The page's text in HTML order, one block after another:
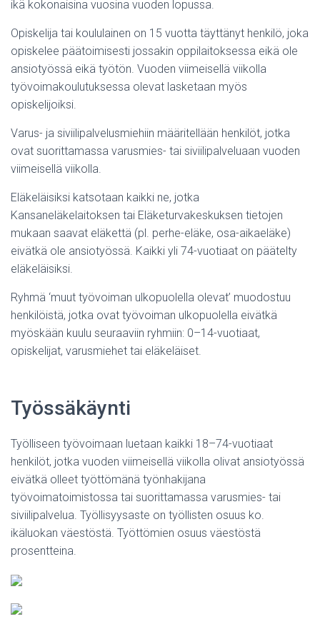
ikä kokonaisina vuosina vuoden lopussa.
Opiskelija tai koululainen on 15 vuotta täyttänyt henkilö, joka
opiskelee päätoimisesti jossakin oppilaitoksessa eikä ole
ansiotyössä eikä työtön. Vuoden viimeisellä viikolla
työvoimakoulutuksessa olevat lasketaan myös
opiskelijoiksi.
Varus- ja siviilipalvelusmiehiin määritellään henkilöt, jotka
ovat suorittamassa varusmies- tai siviilipalveluaan vuoden
viimeisellä viikolla.
Eläkeläisiksi katsotaan kaikki ne, jotka
Kansaneläkelaitoksen tai Eläketurvakeskuksen tietojen
mukaan saavat eläkettä (pl. perhe-eläke, osa-aikaeläke)
eivätkä ole ansiotyössä. Kaikki yli 74-vuotiaat on päätelty
eläkeläisiksi.
Ryhmä ‘muut työvoiman ulkopuolella olevat’ muodostuu
henkilöistä, jotka ovat työvoiman ulkopuolella eivätkä
myöskään kuulu seuraaviin ryhmiin: 0–14-vuotiaat,
opiskelijat, varusmiehet tai eläkeläiset.
Työssäkäynti
Työlliseen työvoimaan luetaan kaikki 18–74-vuotiaat
henkilöt, jotka vuoden viimeisellä viikolla olivat ansiotyössä
eivätkä olleet työttömänä työnhakijana
työvoimatoimistossa tai suorittamassa varusmies- tai
siviilipalvelua. Työllisyysaste on työllisten osuus ko.
ikäluokan väestöstä. Työttömien osuus väestöstä
prosentteina.